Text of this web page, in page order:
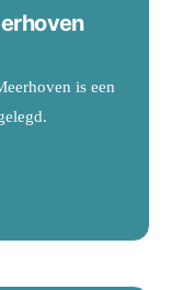
is een